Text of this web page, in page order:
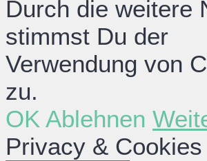
Durch die weitere
stimmst Du der
Verwendung von
zu.
OK Ablehnen
Privacy &